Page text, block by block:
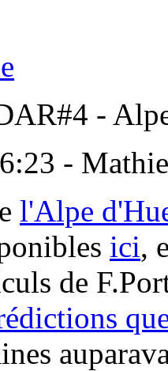
-
-
l'Alpe
ici,
de